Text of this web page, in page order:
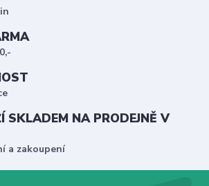
SKLADEM NA PRODEJNĚ V
a zakoupení